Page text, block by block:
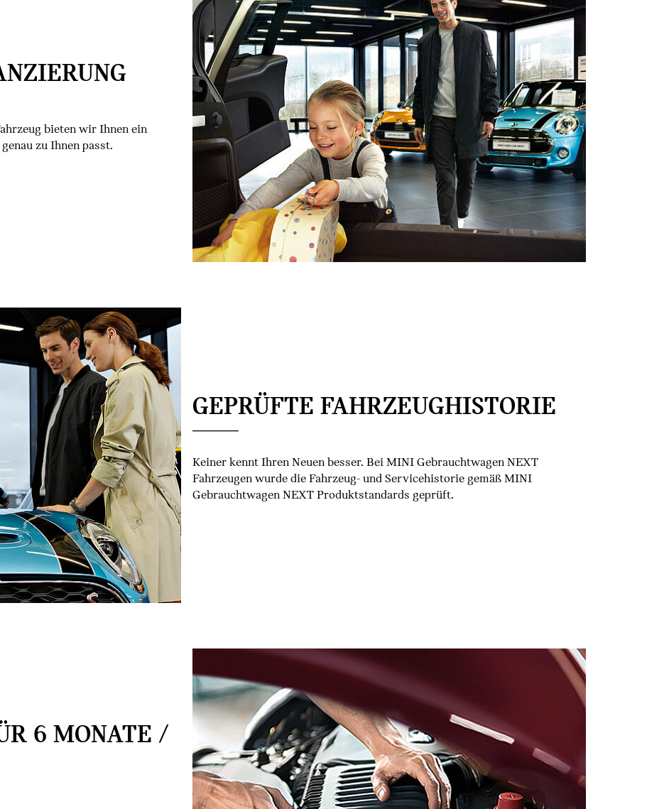
bieten wir Ihnen ein
zu Ihnen passt.
GEPRÜFTE FAHRZEUGHISTORIE
Keiner kennt Ihren Neuen besser. Bei MINI Gebrauchtwagen NEXT
Fahrzeugen wurde die Fahrzeug- und Servicehistorie gemäß MINI
Gebrauchtwagen NEXT Produktstandards geprüft.
6 MONATE /